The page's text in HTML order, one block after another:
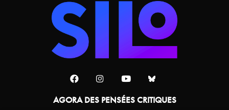
AGORA DES PENSÉES CRITIQUES